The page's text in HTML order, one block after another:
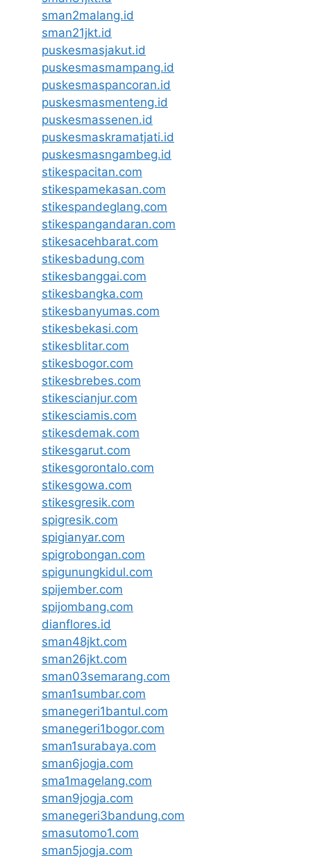
sman2malang.id
sman21jkt.id
puskesmasjakut.id
puskesmasmampang.id
puskesmaspancoran.id
puskesmasmenteng.id
puskesmassenen.id
puskesmaskramatjati.id
puskesmasngambeg.id
stikespacitan.com
stikespamekasan.com
stikespandeglang.com
stikespangandaran.com
stikesacehbarat.com
stikesbadung.com
stikesbanggai.com
stikesbangka.com
stikesbanyumas.com
stikesbekasi.com
stikesblitar.com
stikesbogor.com
stikesbrebes.com
stikescianjur.com
stikesciamis.com
stikesdemak.com
stikesgarut.com
stikesgorontalo.com
stikesgowa.com
stikesgresik.com
spigresik.com
spigianyar.com
spigrobongan.com
spigunungkidul.com
spijember.com
spijombang.com
dianflores.id
sman48jkt.com
sman26jkt.com
sman03semarang.com
sman1sumbar.com
smanegeri1bantul.com
smanegeri1bogor.com
sman1surabaya.com
sman6jogja.com
sma1magelang.com
sman9jogja.com
smanegeri3bandung.com
smasutomo1.com
sman5jogja.com